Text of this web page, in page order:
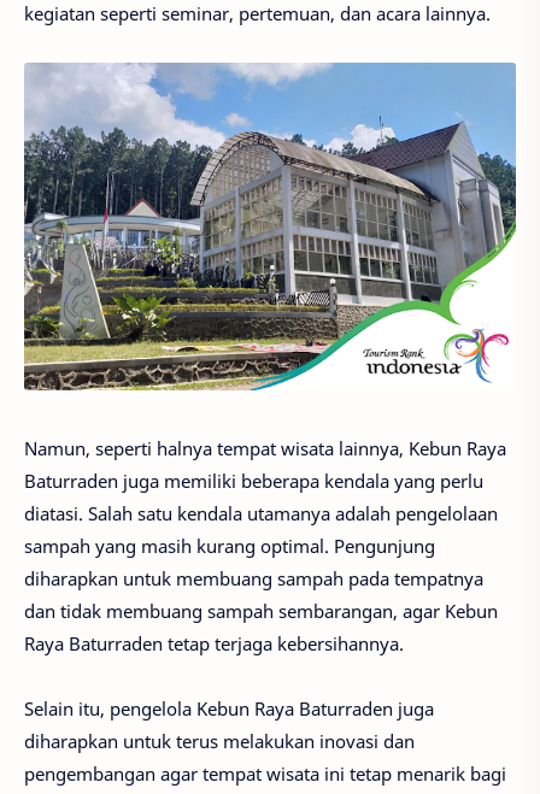
kegiatan seperti seminar, pertemuan, dan acara lainnya.
Namun, seperti halnya tempat wisata lainnya, Kebun Raya
Baturraden juga memiliki beberapa kendala yang perlu
diatasi. Salah satu kendala utamanya adalah pengelolaan
sampah yang masih kurang optimal. Pengunjung
diharapkan untuk membuang sampah pada tempatnya
dan tidak membuang sampah sembarangan, agar Kebun
Raya Baturraden tetap terjaga kebersihannya.
Selain itu, pengelola Kebun Raya Baturraden juga
diharapkan untuk terus melakukan inovasi dan
pengembangan agar tempat wisata ini tetap menarik bagi